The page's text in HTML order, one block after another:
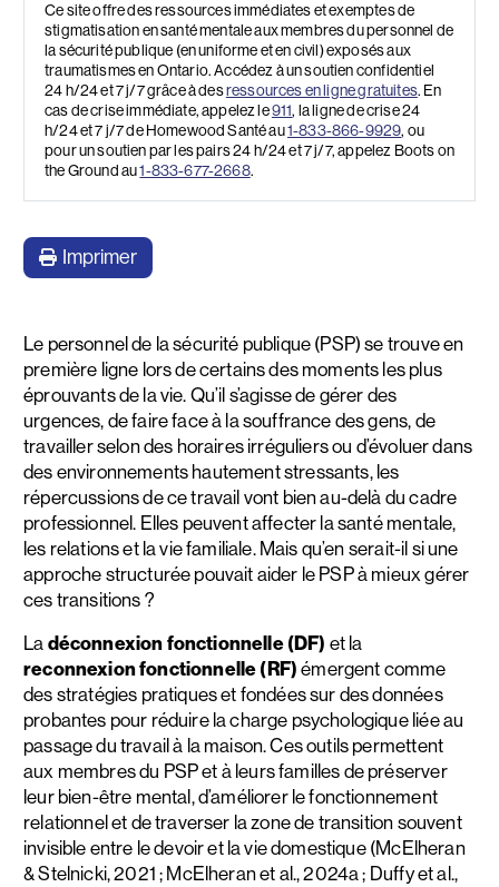
Ce site offre des ressources immédiates et exemptes de
stigmatisation en santé mentale aux membres du personnel de
la sécurité publique (en uniforme et en civil) exposés aux
traumatismes en Ontario. Accédez à un soutien confidentiel
24 h/24 et 7 j/7 grâce à desressources en ligne gratuites. En
cas de crise immédiate, appelez le911, la ligne de crise 24
h/24 et 7 j/7 de Homewood Santé au1-833-866-9929, ou
pour un soutien par les pairs 24 h/24 et 7 j/7, appelez Boots on
the Ground au1-833-677-2668.
Imprimer
Le personnel de la sécurité publique (PSP) se trouve en
première ligne lors de certains des moments les plus
éprouvants de la vie. Qu’il s’agisse de gérer des
urgences, de faire face à la souffrance des gens, de
travailler selon des horaires irréguliers ou d’évoluer dans
des environnements hautement stressants, les
répercussions de ce travail vont bien au-delà du cadre
professionnel. Elles peuvent affecter la santé mentale,
les relations et la vie familiale. Mais qu’en serait-il si une
approche structurée pouvait aider le PSP à mieux gérer
ces transitions ?
La déconnexion fonctionnelle (DF) et la
reconnexion fonctionnelle (RF) émergent comme
des stratégies pratiques et fondées sur des données
probantes pour réduire la charge psychologique liée au
passage du travail à la maison. Ces outils permettent
aux membres du PSP et à leurs familles de préserver
leur bien-être mental, d’améliorer le fonctionnement
relationnel et de traverser la zone de transition souvent
invisible entre le devoir et la vie domestique (McElheran
& Stelnicki, 2021 ; McElheran et al., 2024a ; Duffy et al.,